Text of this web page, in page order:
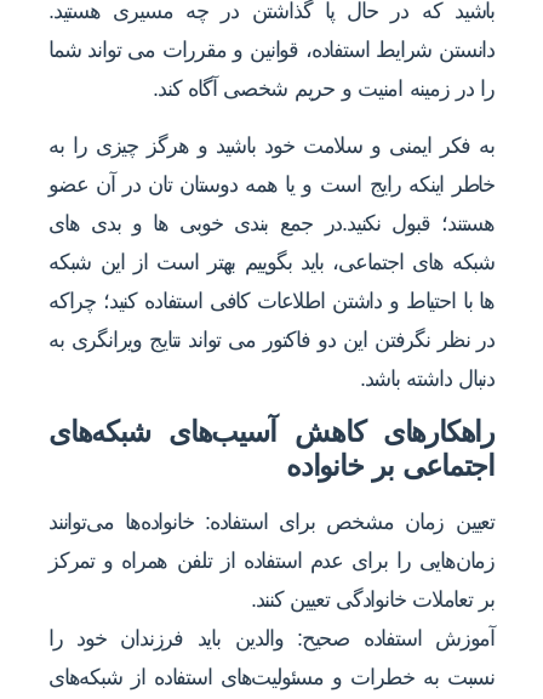
باشید که در حال پا گذاشتن در چه مسیری هستید.
دانستن شرایط استفاده، قوانین و مقررات می تواند شما
را در زمینه امنیت و حریم شخصی آگاه کند.
به فکر ایمنی و سلامت خود باشید و هرگز چیزی را به
خاطر اینکه رایج است و یا همه دوستان تان در آن عضو
هستند؛ قبول نکنید.در جمع بندی خوبی ها و بدی های
شبکه های اجتماعی، باید بگوییم بهتر است از این شبکه
ها با احتیاط و داشتن اطلاعات کافی استفاده کنید؛ چراکه
در نظر نگرفتن این دو فاکتور می تواند نتایج ویرانگری به
دنبال داشته باشد.
راهکارهای کاهش آسیب‌های شبکه‌های
اجتماعی بر خانواده
تعیین زمان مشخص برای استفاده: خانواده‌ها می‌توانند
زمان‌هایی را برای عدم استفاده از تلفن همراه و تمرکز
بر تعاملات خانوادگی تعیین کنند.
آموزش استفاده صحیح: والدین باید فرزندان خود را
نسبت به خطرات و مسئولیت‌های استفاده از شبکه‌های